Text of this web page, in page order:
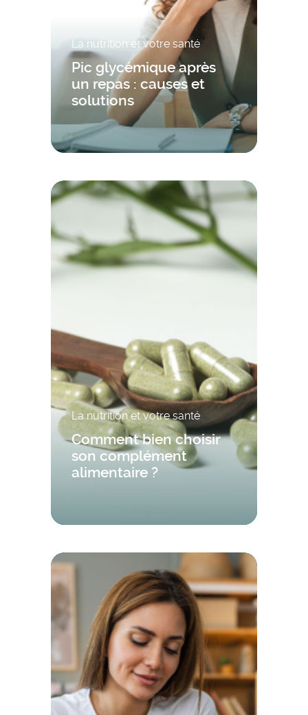
La nutrition et votre santé
Pic glycémique après
un repas : causes et
solutions
La nutrition et votre santé
Comment bien choisir
son complément
alimentaire ?